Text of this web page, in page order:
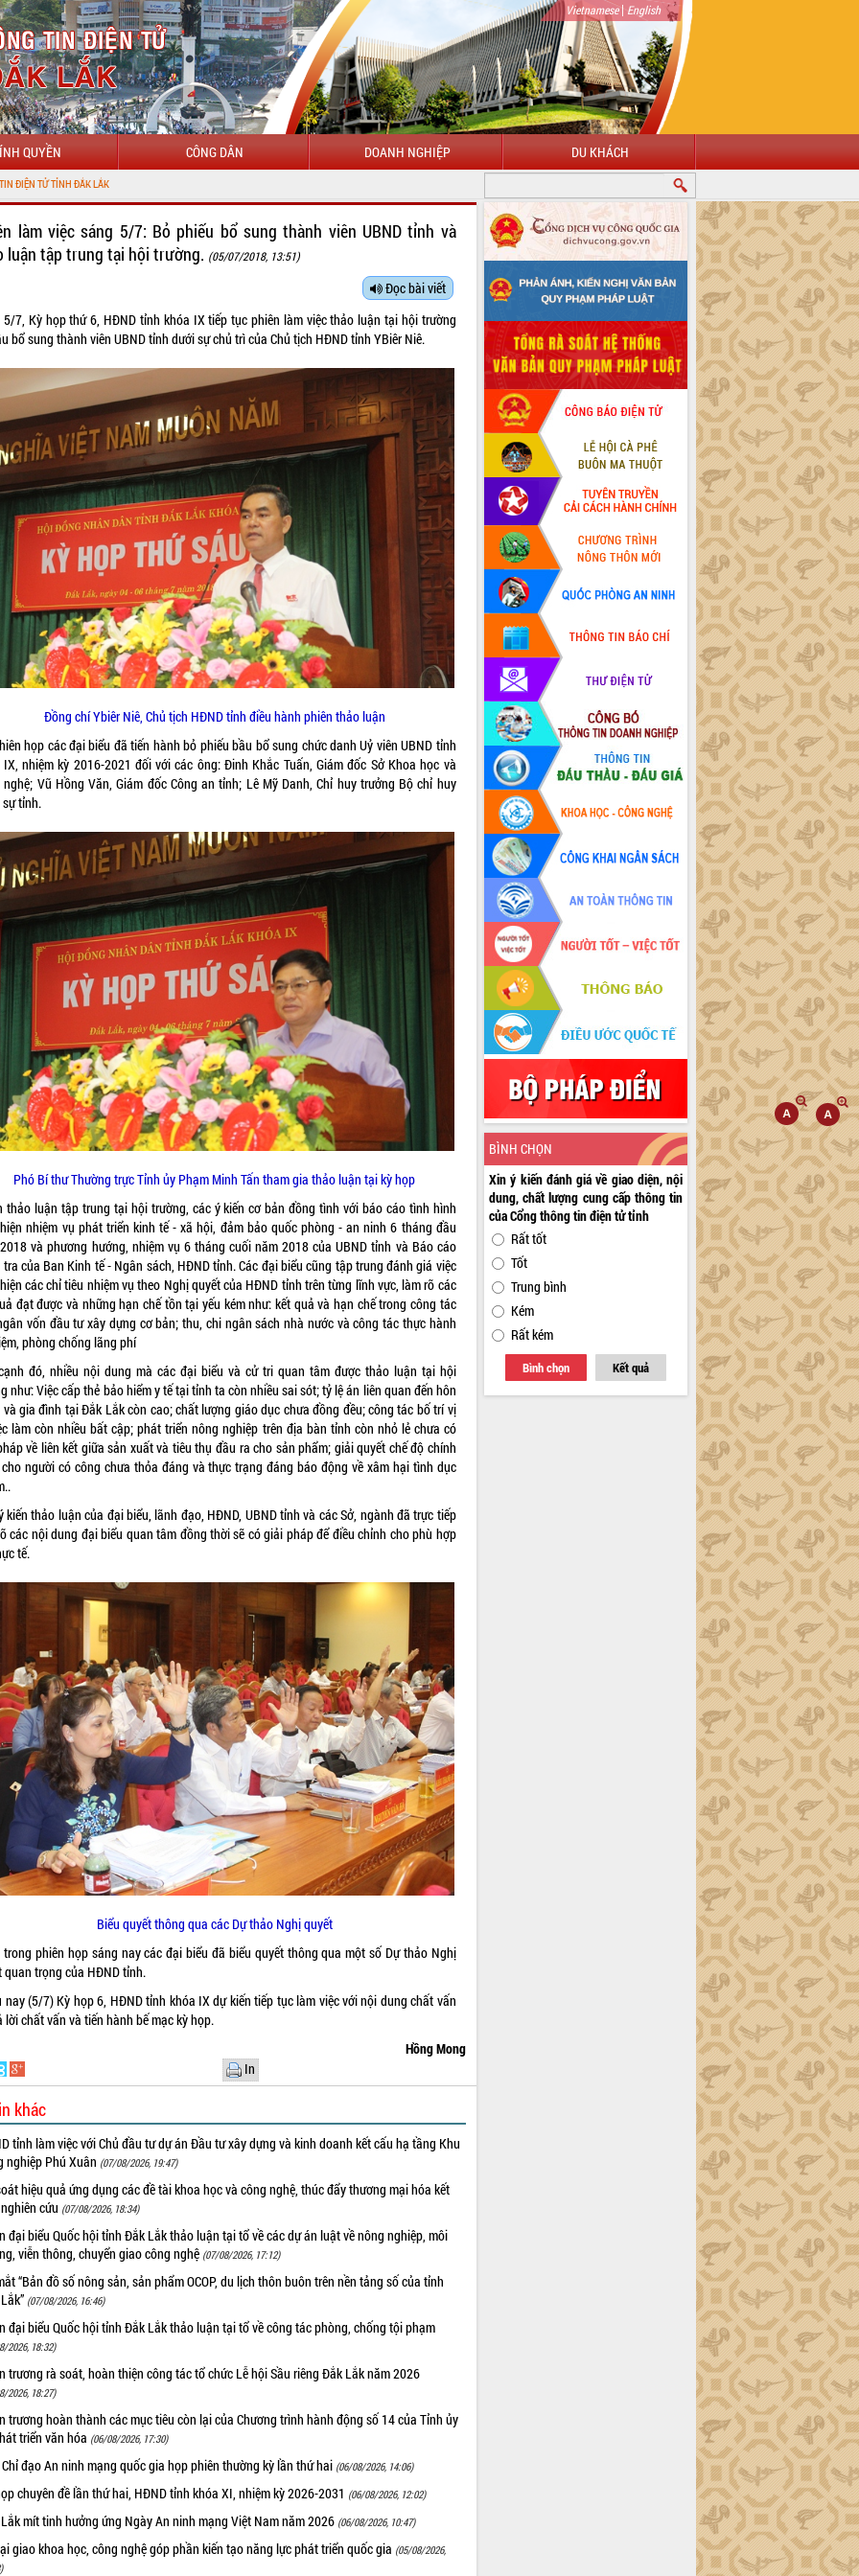
Vietnamese| English
QUYỀN CÔNG DÂN DOANH NGHIỆP DU KHÁCH
làm việc sáng 5/7: Bỏ phiếu bổ sung thành viên UBND tỉnh và
luận tập trung tại hội trường. (05/07/2018, 13:51)
Đọc bài viết
5/7, Kỳ họp thứ 6, HĐND tỉnh khóa IX tiếp tục phiên làm việc thảo luận tại hội trường
bổ sung thành viên UBND tỉnh dưới sự chủ trì của Chủ tịch HĐND tỉnh YBiêr Niê.
Đồng chí Ybiêr Niê, Chủ tịch HĐND tỉnh điều hành phiên thảo luận
họp các đại biểu đã tiến hành bỏ phiếu bầu bổ sung chức danh Uỷ viên UBND tỉnh
nhiệm kỳ 2016-2021 đối với các ông: Đinh Khắc Tuấn, Giám đốc Sở Khoa học và
nghệ; Vũ Hồng Văn, Giám đốc Công an tỉnh; Lê Mỹ Danh, Chỉ huy trưởng Bộ chỉ huy
tỉnh.
Phó Bí thư Thường trực Tỉnh ủy Phạm Minh Tấn tham gia thảo luận tại kỳ họp
thảo luận tập trung tại hội trường, các ý kiến cơ bản đồng tình với báo cáo tình hình
nhiệm vụ phát triển kinh tế - xã hội, đảm bảo quốc phòng - an ninh 6 tháng đầu
và phương hướng, nhiệm vụ 6 tháng cuối năm 2018 của UBND tỉnh và Báo cáo
của Ban Kinh tế - Ngân sách, HĐND tỉnh. Các đại biểu cũng tập trung đánh giá việc
các chỉ tiêu nhiệm vụ theo Nghị quyết của HĐND tỉnh trên từng lĩnh vực, làm rõ các
đạt được và những hạn chế tồn tại yếu kém như: kết quả và hạn chế trong công tác
vốn đầu tư xây dựng cơ bản; thu, chi ngân sách nhà nước và công tác thực hành
phòng chống lãng phí
đó, nhiều nội dung mà các đại biểu và cử tri quan tâm được thảo luận tại hội
như: Việc cấp thẻ bảo hiểm y tế tại tỉnh ta còn nhiều sai sót; tỷ lệ án liên quan đến hôn
gia đình tại Đắk Lắk còn cao; chất lượng giáo dục chưa đồng đều; công tác bố trí vị
làm còn nhiều bất cập; phát triển nông nghiệp trên địa bàn tỉnh còn nhỏ lẻ chưa có
về liên kết giữa sản xuất và tiêu thụ đầu ra cho sản phẩm; giải quyết chế độ chính
người có công chưa thỏa đáng và thực trạng đáng báo động về xâm hại tình dục
kiến thảo luận của đại biểu, lãnh đạo, HĐND, UBND tỉnh và các Sở, ngành đã trực tiếp
các nội dung đại biểu quan tâm đồng thời sẽ có giải pháp để điều chỉnh cho phù hợp
tế.
Biểu quyết thông qua các Dự thảo Nghị quyết
trong phiên họp sáng nay các đại biểu đã biểu quyết thông qua một số Dự thảo Nghị
quan trọng của HĐND tỉnh.
nay (5/7) Kỳ họp 6, HĐND tỉnh khóa IX dự kiến tiếp tục làm việc với nội dung chất vấn
lời chất vấn và tiến hành bế mạc kỳ họp.
Hồng Mong
In
khác
tỉnh làm việc với Chủ đầu tư dự án Đầu tư xây dựng và kinh doanh kết cấu hạ tầng Khu
nghiệp Phú Xuân (07/08/2026, 19:47)
hiệu quả ứng dụng các đề tài khoa học và công nghệ, thúc đẩy thương mại hóa kết
cứu (07/08/2026, 18:34)
đại biểu Quốc hội tỉnh Đắk Lắk thảo luận tại tổ về các dự án luật về nông nghiệp, môi
viễn thông, chuyển giao công nghệ (07/08/2026, 17:12)
“Bản đồ số nông sản, sản phẩm OCOP, du lịch thôn buôn trên nền tảng số của tỉnh
(07/08/2026, 16:46)
đại biểu Quốc hội tỉnh Đắk Lắk thảo luận tại tổ về công tác phòng, chống tội phạm
2026, 18:32)
trương rà soát, hoàn thiện công tác tổ chức Lễ hội Sầu riêng Đắk Lắk năm 2026
2026, 18:27)
trương hoàn thành các mục tiêu còn lại của Chương trình hành động số 14 của Tỉnh ủy
triển văn hóa (06/08/2026, 17:30)
đạo An ninh mạng quốc gia họp phiên thường kỳ lần thứ hai (06/08/2026, 14:06)
chuyên đề lần thứ hai, HĐND tỉnh khóa XI, nhiệm kỳ 2026-2031 (06/08/2026, 12:02)
mít tinh hưởng ứng Ngày An ninh mạng Việt Nam năm 2026 (06/08/2026, 10:47)
giao khoa học, công nghệ góp phần kiến tạo năng lực phát triển quốc gia (05/08/2026,
BÌNH CHỌN
Xin ý kiến đánh giá về giao diện, nội
dung, chất lượng cung cấp thông tin
của Cổng thông tin điện tử tỉnh
Rất tốt
Tốt
Trung bình
Kém
Rất kém
Bình chọn Kết quả